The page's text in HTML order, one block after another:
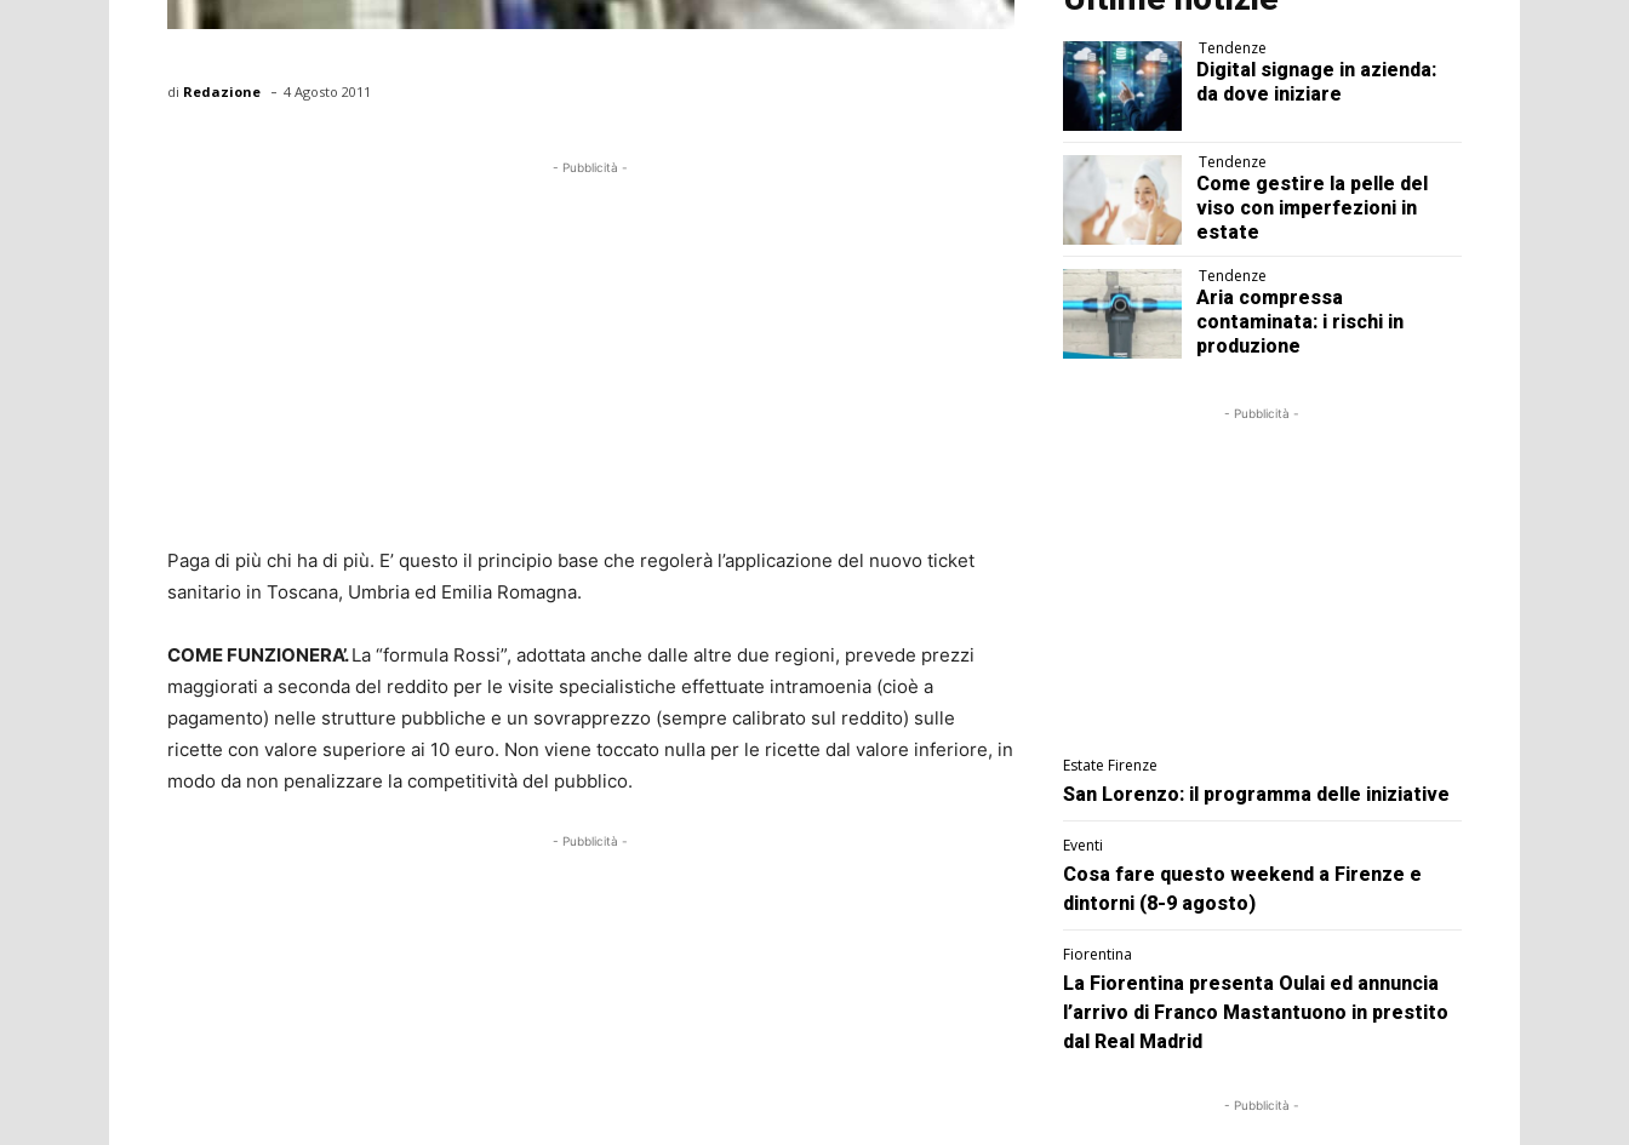
di Redazione - 4 Agosto 2011
- Pubblicità -
Paga di più chi ha di più. E’ questo il principio base che regolerà l’applicazione del nuovo ticket
sanitario in Toscana, Umbria ed Emilia Romagna.
COME FUNZIONERA’.La “formula Rossi”, adottata anche dalle altre due regioni, prevede prezzi
maggiorati a seconda del reddito per le visite specialistiche effettuate intramoenia (cioè a
pagamento) nelle strutture pubbliche e un sovrapprezzo (sempre calibrato sul reddito) sulle
ricette con valore superiore ai 10 euro. Non viene toccato nulla per le ricette dal valore inferiore, in
modo da non penalizzare la competitività del pubblico.
- Pubblicità -
Tendenze
Digital signage in azienda:
da dove iniziare
Tendenze
Come gestire la pelle del
viso con imperfezioni in
estate
Tendenze
Aria compressa
contaminata: i rischi in
produzione
- Pubblicità -
Estate Firenze
San Lorenzo: il programma delle iniziative
Eventi
Cosa fare questo weekend a Firenze e
dintorni (8-9 agosto)
Fiorentina
La Fiorentina presenta Oulai ed annuncia
l’arrivo di Franco Mastantuono in prestito
dal Real Madrid
- Pubblicità -